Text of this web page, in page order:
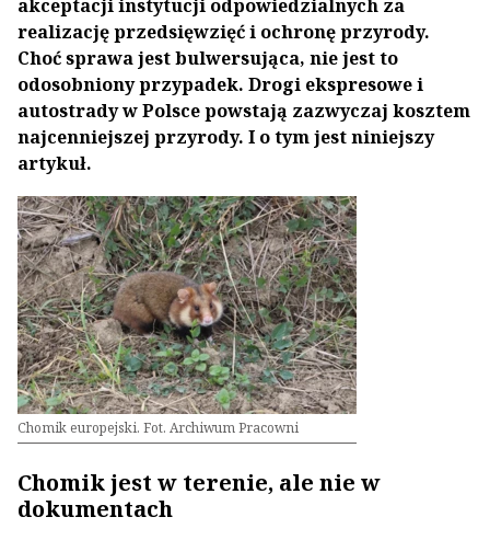
akceptacji instytucji odpowiedzialnych za
realizację przedsięwzięć i ochronę przyrody.
Choć sprawa jest bulwersująca, nie jest to
odosobniony przypadek. Drogi ekspresowe i
autostrady w Polsce powstają zazwyczaj kosztem
najcenniejszej przyrody. I o tym jest niniejszy
artykuł.
Chomik europejski. Fot. Archiwum Pracowni
Chomik jest w terenie, ale nie w
dokumentach